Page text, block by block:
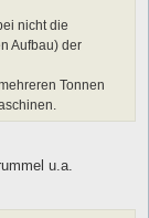
nicht die
Aufbau) der
Tonnen
u.a.